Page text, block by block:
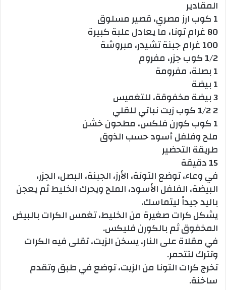
المقادير
1 كوب ارز مصري، قصير مسلوق
80 غرام تونا، ما يعادل علبة كبيرة
100 غرام جبنة تشيدر، مبروشة
1/2 كوب جزر، مفروم
1 بصلة، مفرومة
1 بيضة
3 بيضة مخفوقة، للتغميس
2 1/2 كوب زيت نباتي للقلي
1 كوب كورن فلكس، مطحون خشن
ملح وفلفل أسود حسب الذوق
طريقة التحضير
15 دقيقة
في وعاء، توضع التونة، الأرز، الجبنة، البصل، الجزر،
البيضة، الفلفل الأسود، الملح ويحرك الخليط ثم يعجن
باليد جيداً ليتماسك.
يشكل كرات صغيرة من الخليط، تغمس الكرات بالبيض
المخفوق ثم بالكورن فليكس.
في مقلاة على النار، يسخن الزيت، تقلى فيه الكرات
وتترك لتتحمر.
تخرج كرات التونا من الزيت، توضع في طبق وتقدم
ساخنة.